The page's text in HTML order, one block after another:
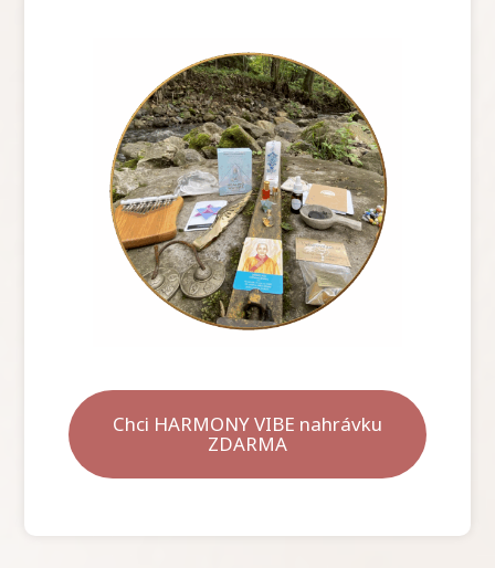
Chci HARMONY VIBE nahrávku
ZDARMA